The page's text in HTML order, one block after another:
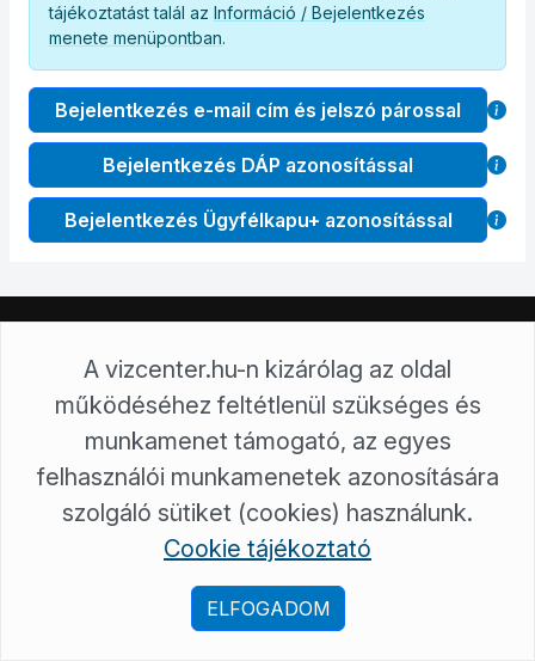
tájékoztatást talál az Információ / Bejelentkezés
menete menüpontban.
Bejelentkezés e-mail cím és jelszó párossal
Bejelentkezés DÁP azonosítással
Bejelentkezés Ügyfélkapu+ azonosítással
5600 Békéscsaba, Dobozi út 5.
5601 Békéscsaba, Pf:96.
+36/80/922-334
ugyfel@alfoldviz.hu
Alföldvíz Regionális Víziközmű-szolgáltató Zrt. © Minden jog
fenntartva!
Töltse le VízCenter applikációnkat:
A vizcenter.hu-n kizárólag az oldal
működéséhez feltétlenül szükséges és
munkamenet támogató, az egyes
felhasználói munkamenetek azonosítására
szolgáló sütiket (cookies) használunk.
Cookie tájékoztató
ELFOGADOM